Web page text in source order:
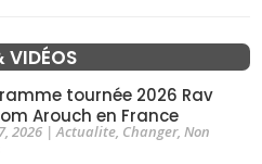
VIDÉOS
tournée 2026 Rav
Arouch en France
2026|Actualite, Changer, Non